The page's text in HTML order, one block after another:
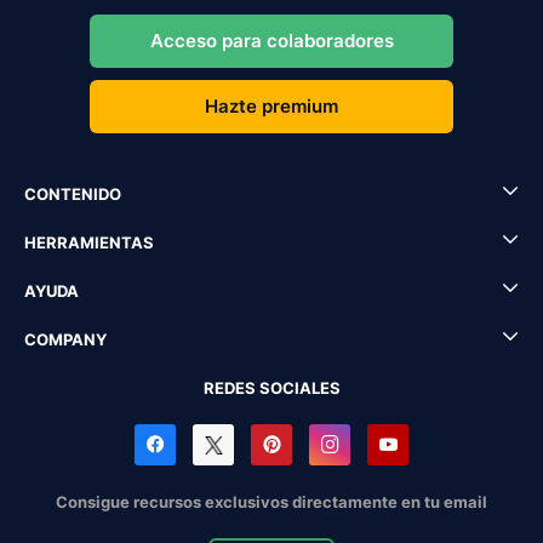
Acceso para colaboradores
Hazte premium
CONTENIDO
HERRAMIENTAS
AYUDA
COMPANY
REDES SOCIALES
Consigue recursos exclusivos directamente en tu email